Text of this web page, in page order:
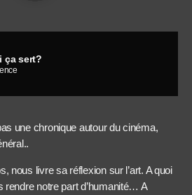
ça sert?
une chronique autour du cinéma,
nous livre sa réflexion sur l’art. A quoi
rendre notre part d’humanité… A